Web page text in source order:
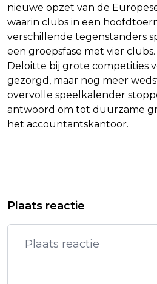
nieuwe opzet van de
waarin clubs in een
verschillende tegenstanders
een groepsfase met vier
Deloitte bij grote competities
gezorgd, maar nog meer
overvolle speelkalender
antwoord om tot duurzame
het accountantskantoor.
SPITS FLATAKER
DE HOND HAD
GEDISCUSSIEERD
Plaats reactie